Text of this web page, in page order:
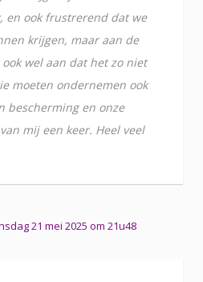
en ook frustrerend dat we
krijgen, maar aan de
wel aan dat het zo niet
moeten ondernemen ook
bescherming en onze
mij een keer. Heel veel
21 mei 2025 om 21u48